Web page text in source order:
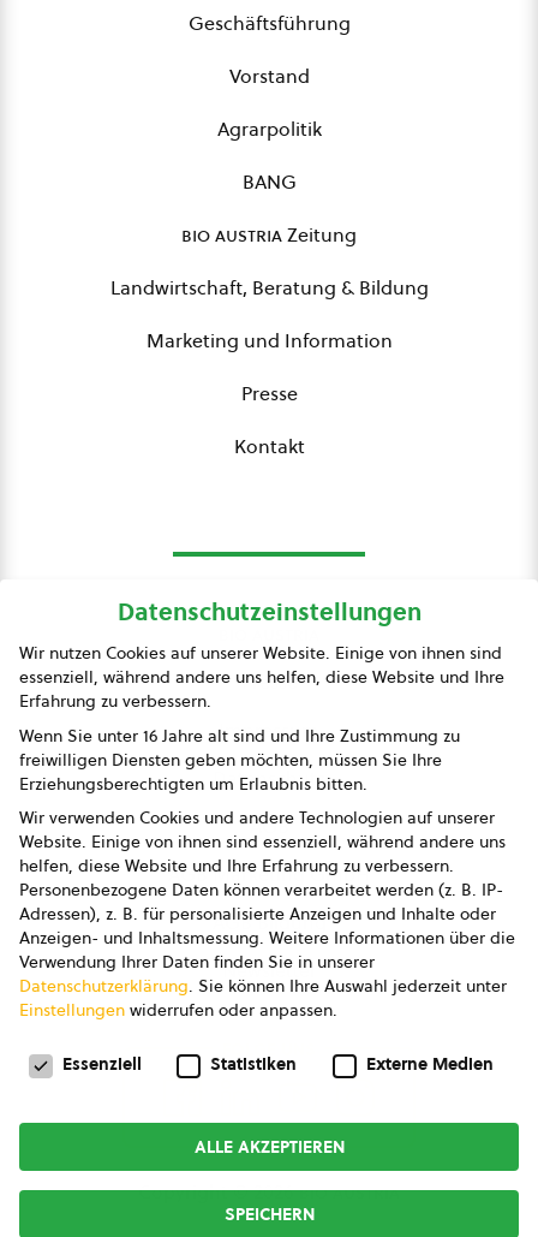
Geschäftsführung
Vorstand
Agrarpolitik
BANG
bio austriaZeitung
Landwirtschaft, Beratung & Bildung
Marketing und Information
Presse
Kontakt
Presse
Impressum
Datenschutz
AGB
AGB Marketing GmbH
AGB Bildung
Newsletter
Copyright © 2026bio austria
Datenschutzeinstellungen
Wir nutzen Cookies auf unserer Website. Einige von ihnen sind
essenziell, während andere uns helfen, diese Website und Ihre
Erfahrung zu verbessern.
Wenn Sie unter 16 Jahre alt sind und Ihre Zustimmung zu
freiwilligen Diensten geben möchten, müssen Sie Ihre
Erziehungsberechtigten um Erlaubnis bitten.
Wir verwenden Cookies und andere Technologien auf unserer
Website. Einige von ihnen sind essenziell, während andere uns
helfen, diese Website und Ihre Erfahrung zu verbessern.
Personenbezogene Daten können verarbeitet werden (z. B. IP-
Adressen), z. B. für personalisierte Anzeigen und Inhalte oder
Anzeigen- und Inhaltsmessung. Weitere Informationen über die
Verwendung Ihrer Daten finden Sie in unserer
Datenschutzerklärung. Sie können Ihre Auswahl jederzeit unter
Einstellungen widerrufen oder anpassen.
Datenschutzeinstellungen
Essenziell Statistiken Externe Medien
ALLE AKZEPTIEREN
SPEICHERN